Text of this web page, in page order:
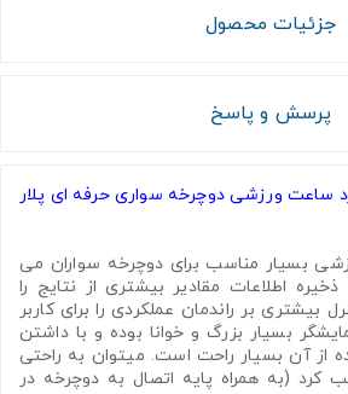
جزئیات محصول
پرسش و پاسخ
ساعت ورزشی دوچرخه سواری حرفه ای پلار
بسیار مناسب برای دوچرخه سواران می
اطلاعات مقادیر بیشتری از نتایج را
بیشتری بر راندمان عملکردی را برای کاربر
بسیار بزرگ و خوانا بوده و با داشتن
از آن بسیار راحت است. میتوان به راحتی
کرد (به همراه پایه اتصال به دوچرخه در